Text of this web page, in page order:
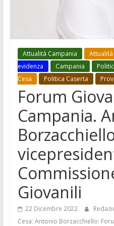
Attualità Campania Attualità
evidenza
Campania
Cesa
Politica Caserta
Forum
Campania.
Giovanili
22 Dicembre 2022
Cesa; Antonio Borzacchiello;